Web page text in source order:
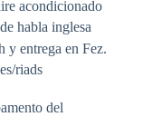
acondicionado
habla inglesa
y entrega en Fez.
riads
del